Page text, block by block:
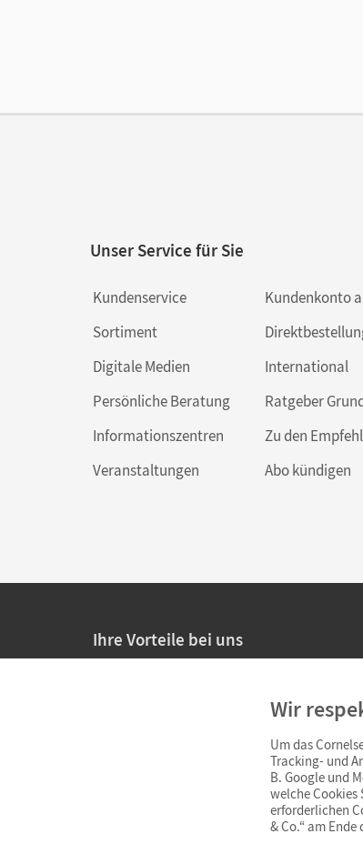
Unser Service für Sie
Kundenservice
Sortiment
Digitale Medien
Persönliche Beratung
Informationszentren
Veranstaltungen
Kundenkonto
International
Ratgeber
Zu den
Abo kündigen
Ihre Vorteile bei uns
Persönliche Angebote für Lehrkräfte
Sicheres Einkaufen mit SSL-
Widerrufsfristvon 4
Schnelle und einfache
Wir
Um das
Tracking- und
B. Google und
welche Cookies
erforderlichen
& Co.“ am